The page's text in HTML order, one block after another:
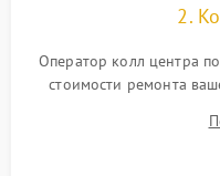
2.
Оператор колл центра
стоимости ремонта